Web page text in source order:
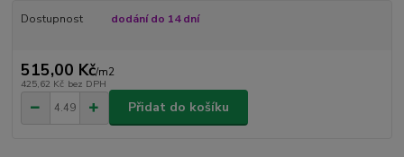
Dostupnost dodání do 14 dní
515,00 Kč/m2
425,62 Kč bez DPH
Přidat do košíku